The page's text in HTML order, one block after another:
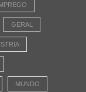
GERAL
MUNDO